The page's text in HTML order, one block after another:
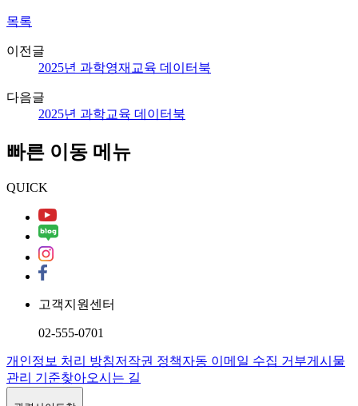
목록
이전글
2025년 과학영재교육 데이터북
다음글
2025년 과학교육 데이터북
빠른 이동 메뉴
QUICK
고객지원센터
02-555-0701
개인정보 처리 방침저작권 정책자동 이메일 수집 거부게시물
관리 기준찾아오시는 길